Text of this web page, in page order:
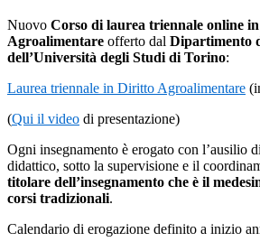
Nuovo Corso di laurea triennale online
Agroalimentare offerto dal Dipartimento
dell’Università degli Studi di Torino:
Laurea triennale in Diritto Agroalimentare
(Qui il video di presentazione)
Ogni insegnamento è erogato con l’ausilio
didattico, sotto la supervisione e il
titolare dell’insegnamento che è il
corsi tradizionali.
Calendario di erogazione definito a inizio